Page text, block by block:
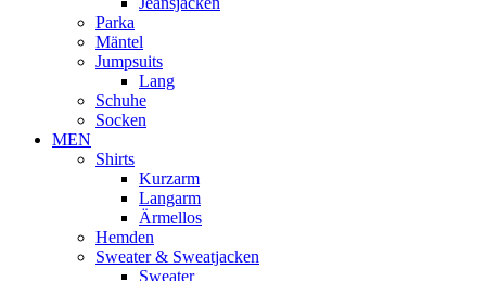
Parka
Mäntel
Jumpsuits
Lang
Schuhe
Socken
MEN
Shirts
Kurzarm
Langarm
Ärmellos
Hemden
Sweater & Sweatjacken
Sweater